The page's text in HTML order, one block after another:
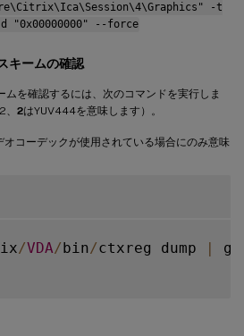
-t
-d "0x00000000" --force
キームの確認
ムを確認するには、次のコマンドを実行しま
2はYUV444を意味します）。
コーデックが使用されている場合にのみ意味
/VDA/bin/ctxreg dump |